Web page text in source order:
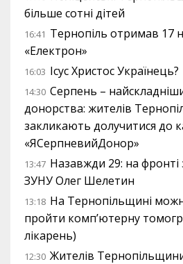
більше сотні дітей
16:41 Тернопіль отримав 17
«Електрон»
16:03 Ісус Христос Українець?
14:30 Серпень –
донорства: жителів
закликають долучитися до
«ЯСерпневийДонор»
13:47 Назавжди 29: на фронті
ЗУНУ Олег Шелетин
13:18 На Тернопільщині
пройти комп’ютерну
лікарень)
12:30 Жителів